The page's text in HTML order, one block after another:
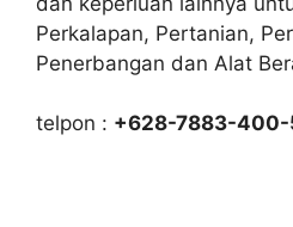
Perkalapan, Pertanian,
Penerbangan dan Alat
telpon : +628-7883-